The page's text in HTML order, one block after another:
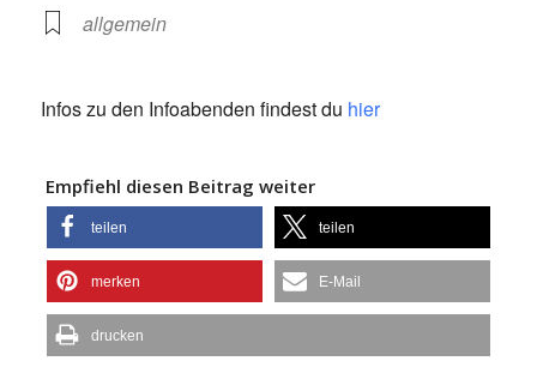
allgemein
Infos zu den Infoabenden findest du hier
Empfiehl diesen Beitrag weiter
teilen teilen
merken E-Mail
drucken